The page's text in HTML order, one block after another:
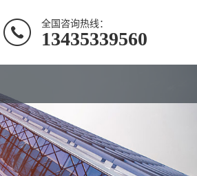
全国咨询热线：
13435339560